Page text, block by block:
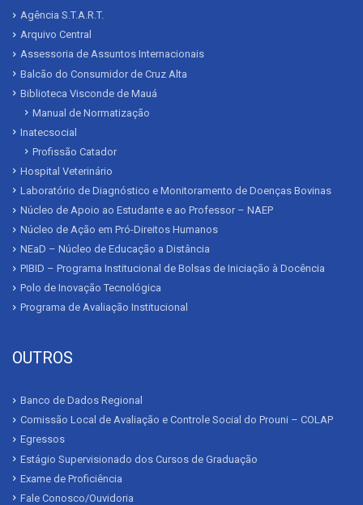
Agência S.T.A.R.T.
Arquivo Central
Assessoria de Assuntos Internacionais
Balcão do Consumidor de Cruz Alta
Biblioteca Visconde de Mauá
Manual de Normatização
Inatecsocial
Profissão Catador
Hospital Veterinário
Laboratório de Diagnóstico e Monitoramento de Doenças Bovinas
Núcleo de Apoio ao Estudante e ao Professor – NAEP
Núcleo de Ação em Pró-Direitos Humanos
NEaD – Núcleo de Educação a Distância
PIBID – Programa Institucional de Bolsas de Iniciação à Docência
Polo de Inovação Tecnológica
Programa de Avaliação Institucional
OUTROS
Banco de Dados Regional
Comissão Local de Avaliação e Controle Social do Prouni – COLAP
Egressos
Estágio Supervisionado dos Cursos de Graduação
Exame de Proficiência
Fale Conosco/Ouvidoria